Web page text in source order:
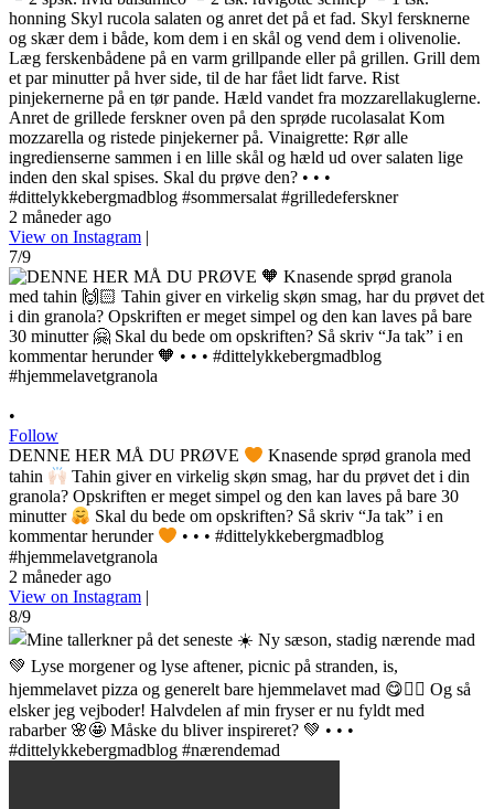
honning Skyl rucola salaten og anret det på et fad. Skyl fersknerne
og skær dem i både, kom dem i en skål og vend dem i olivenolie.
Læg ferskenbådene på en varm grillpande eller på grillen. Grill dem
et par minutter på hver side, til de har fået lidt farve. Rist
pinjekernerne på en tør pande. Hæld vandet fra mozzarellakuglerne.
Anret de grillede ferskner oven på den sprøde rucolasalat Kom
mozzarella og ristede pinjekerner på. Vinaigrette: Rør alle
ingredienserne sammen i en lille skål og hæld ud over salaten lige
inden den skal spises. Skal du prøve den? • • •
#dittelykkebergmadblog #sommersalat #grilledeferskner
2 måneder ago
View on Instagram |
7/9
•
Follow
DENNE HER MÅ DU PRØVE
Knasende sprød granola med
tahin
Tahin giver en virkelig skøn smag, har du prøvet det i din
granola? Opskriften er meget simpel og den kan laves på bare 30
minutter
Skal du bede om opskriften? Så skriv “Ja tak” i en
kommentar herunder
• • • #dittelykkebergmadblog
#hjemmelavetgranola
2 måneder ago
View on Instagram |
8/9